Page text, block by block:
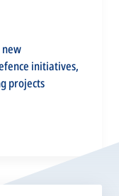
new
initiatives,
projects